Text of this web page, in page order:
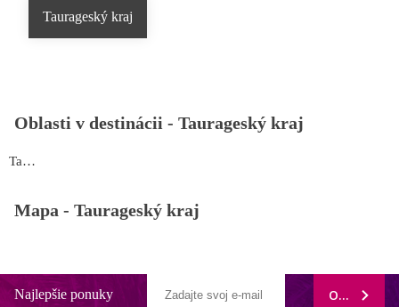
Taurageský kraj
Oblasti v destinácii - Taurageský kraj
Taurageský kraj
Mapa - Taurageský kraj
Najlepšie ponuky ODOBERAŤ